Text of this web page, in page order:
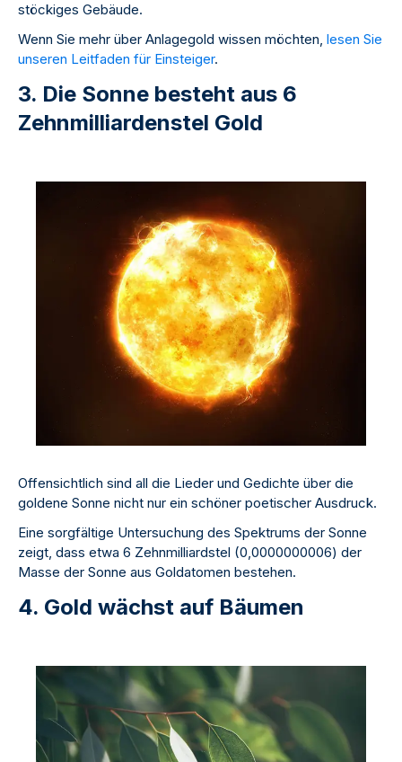
stöckiges Gebäude.
Wenn Sie mehr über Anlagegold wissen möchten, lesen Sie
unseren Leitfaden für Einsteiger.
3. Die Sonne besteht aus 6
Zehnmilliardenstel Gold
Offensichtlich sind all die Lieder und Gedichte über die
goldene Sonne nicht nur ein schöner poetischer Ausdruck.
Eine sorgfältige Untersuchung des Spektrums der Sonne
zeigt, dass etwa 6 Zehnmilliardstel (0,0000000006) der
Masse der Sonne aus Goldatomen bestehen.
4. Gold wächst auf Bäumen